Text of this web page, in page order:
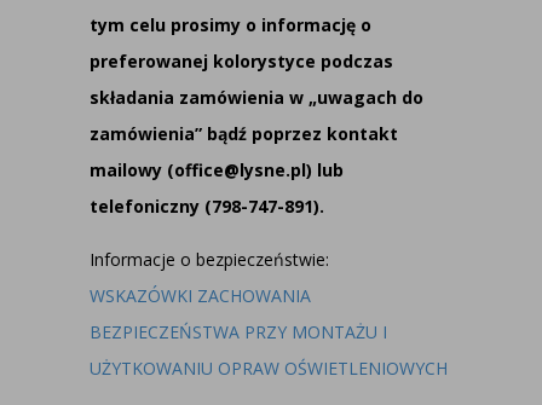
tym celu prosimy o informację o
preferowanej kolorystyce podczas
składania zamówienia w „uwagach do
zamówienia” bądź poprzez kontakt
mailowy (office@lysne.pl) lub
telefoniczny (798-747-891).
Informacje o bezpieczeństwie:
WSKAZÓWKI ZACHOWANIA
BEZPIECZEŃSTWA PRZY MONTAŻU I
UŻYTKOWANIU OPRAW OŚWIETLENIOWYCH